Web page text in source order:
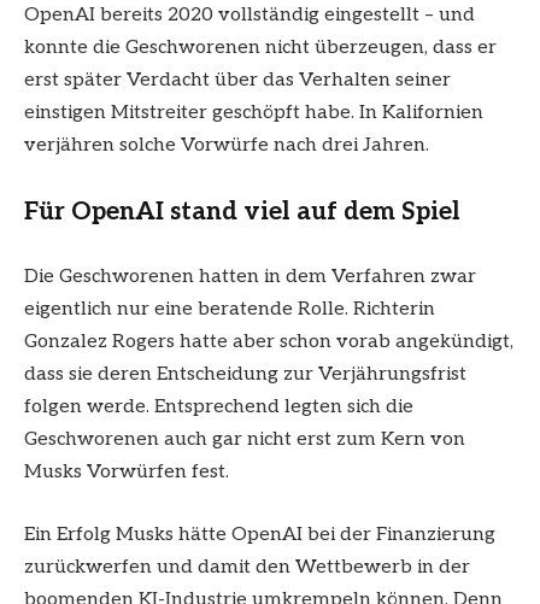
OpenAI bereits 2020 vollständig eingestellt – und
konnte die Geschworenen nicht überzeugen, dass er
erst später Verdacht über das Verhalten seiner
einstigen Mitstreiter geschöpft habe. In Kalifornien
verjähren solche Vorwürfe nach drei Jahren.
Für OpenAI stand viel auf dem Spiel
Die Geschworenen hatten in dem Verfahren zwar
eigentlich nur eine beratende Rolle. Richterin
Gonzalez Rogers hatte aber schon vorab angekündigt,
dass sie deren Entscheidung zur Verjährungsfrist
folgen werde. Entsprechend legten sich die
Geschworenen auch gar nicht erst zum Kern von
Musks Vorwürfen fest.
Ein Erfolg Musks hätte OpenAI bei der Finanzierung
zurückwerfen und damit den Wettbewerb in der
boomenden KI-Industrie umkrempeln können. Denn